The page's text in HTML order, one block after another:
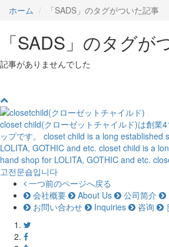
ホーム
「SADS」のタグがついた記事
「SADS」のタグが
記事がありませんでした
closet child(クローゼットチャイルド)は創業
ップです。
closet child is a long established
LOLITA, GOTHIC and etc. closet child is a
hand shop for LOLITA, GOTHIC and etc.
고전문숍입니다
一つ前のページへ戻る
会社概要
About Us 公司简介
お問い合わせ
Inquiries 咨询